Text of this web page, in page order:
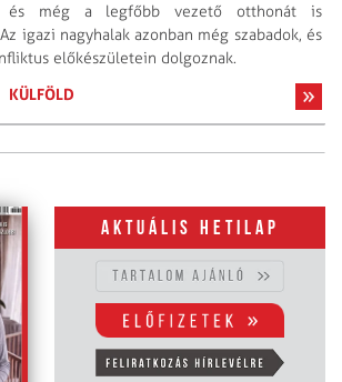
és még a legfőbb vezető otthonát is
igazi nagyhalak azonban még szabadok, és
előkészületein dolgoznak.
KÜLFÖLD
Aktuális hetilap